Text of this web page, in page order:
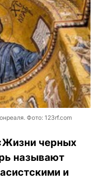
Фото: 123rf.com
черных
называют
и